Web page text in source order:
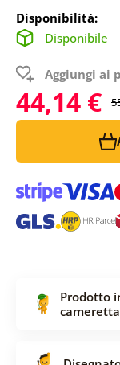
Disponibilità:
Disponibile
Aggiungi ai
44,14 €
Prodotto